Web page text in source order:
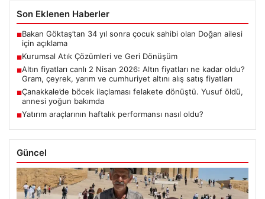
Son Eklenen Haberler
■Bakan Göktaş’tan 34 yıl sonra çocuk sahibi olan Doğan ailesi
için açıklama
■Kurumsal Atık Çözümleri ve Geri Dönüşüm
■Altın fiyatları canlı 2 Nisan 2026: Altın fiyatları ne kadar oldu?
Gram, çeyrek, yarım ve cumhuriyet altını alış satış fiyatları
■Çanakkale’de böcek ilaçlaması felakete dönüştü. Yusuf öldü,
annesi yoğun bakımda
■Yatırım araçlarının haftalık performansı nasıl oldu?
Güncel